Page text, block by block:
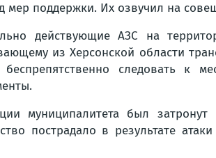
мер поддержки. Их озвучил на
действующие АЗС на
из Херсонской области
следовать к
муниципалитета был
пострадало в результате